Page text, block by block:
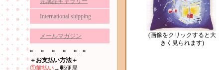
International shipping
メールマガジン
*----*----*----*----*---*
＋お支払い方法＋
①前払い→郵便局
(画像をクリックすると大
きく見られます)